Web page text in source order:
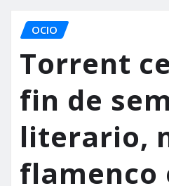
OCIO
Torrent
fin de
literario,
flamenco